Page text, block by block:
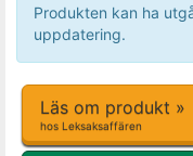
Produkten kan ha
uppdatering.
Läs om produkt »
hos Leksaksaffären